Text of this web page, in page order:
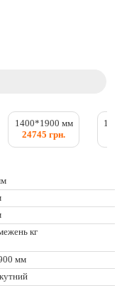
1400*1900 мм
24745 грн.
кг
мм